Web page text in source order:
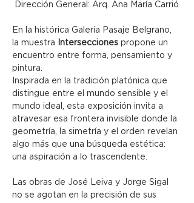
Dirección General: Arq. Ana María Carrió
En la histórica Galería Pasaje Belgrano,
la muestra
Intersecciones propone un
encuentro entre forma, pensamiento y
pintura.
Inspirada en la tradición platónica que
distingue entre el mundo sensible y el
mundo ideal, esta exposición invita a
atravesar esa frontera invisible donde la
geometría, la simetría y el orden revelan
algo más que una búsqueda estética:
una aspiración a lo trascendente.
Las obras de José Leiva y Jorge Sigal
no se agotan en la precisión de sus